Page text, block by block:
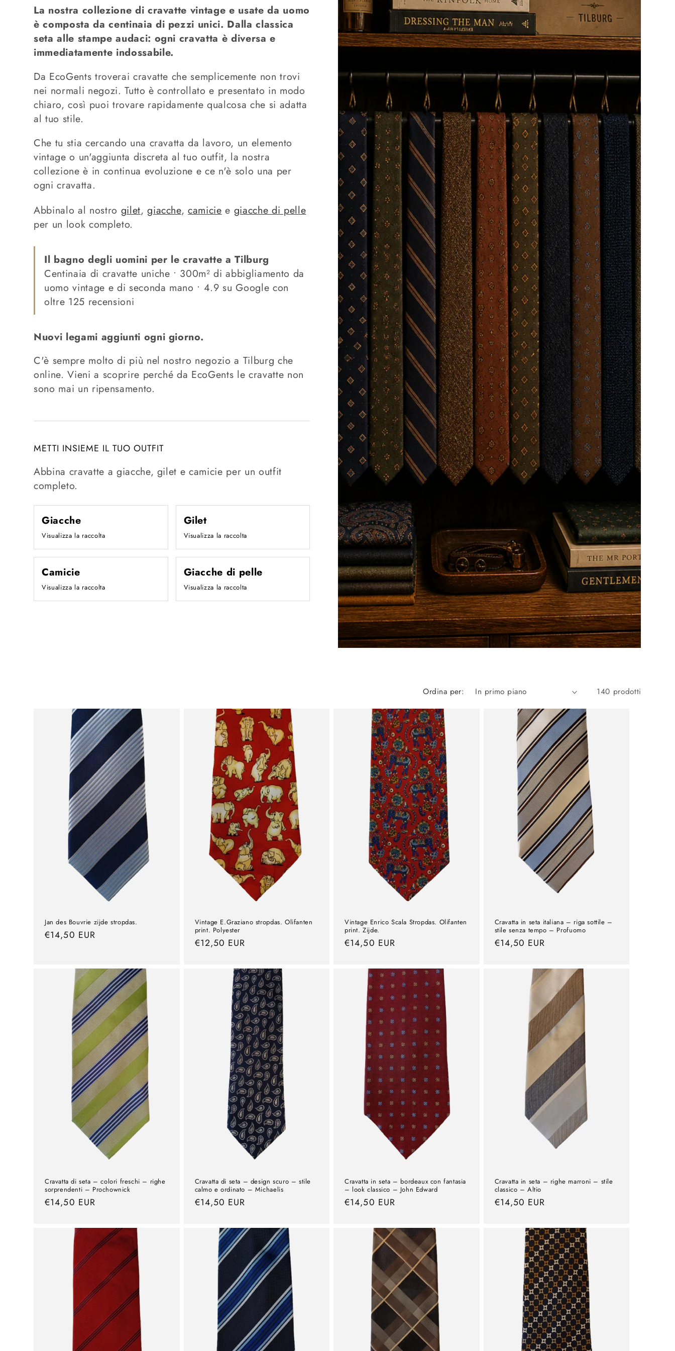
c
o
l
t
a
:
La nostra collezione di cravatte vintage e usate da uomo
è composta da centinaia di pezzi unici. Dalla classica
seta alle stampe audaci: ogni cravatta è diversa e
immediatamente indossabile.
Da EcoGents troverai cravatte che semplicemente non trovi
nei normali negozi. Tutto è controllato e presentato in modo
chiaro, così puoi trovare rapidamente qualcosa che si adatta
al tuo stile.
Che tu stia cercando una cravatta da lavoro, un elemento
vintage o un'aggiunta discreta al tuo outfit, la nostra
collezione è in continua evoluzione e ce n'è solo una per
ogni cravatta.
Abbinalo al nostro gilet,giacche,camicie e giacche di pelle
per un look completo.
Il bagno degli uomini per le cravatte a Tilburg
Centinaia di cravatte uniche • 300m² di abbigliamento da
uomo vintage e di seconda mano • 4.9 su Google con
oltre 125 recensioni
Nuovi legami aggiunti ogni giorno.
C'è sempre molto di più nel nostro negozio a Tilburg che
online. Vieni a scoprire perché da EcoGents le cravatte non
sono mai un ripensamento.
METTI INSIEME IL TUO OUTFIT
Abbina cravatte a giacche, gilet e camicie per un outfit
completo.
Giacche
Visualizza la raccolta
Gilet
Visualizza la raccolta
Camicie
Visualizza la raccolta
Giacche di pelle
Visualizza la raccolta
Ordina per: 140 prodotti
Jan des Bouvrie zijde stropdas.
Prezzo
€14,50 EUR
Vintage E.Graziano stropdas. Olifanten
print. Polyester
Prezzo
€12,50 EUR
Vintage Enrico Scala Stropdas. Olifanten
print. Zijde.
Prezzo
€14,50 EUR
Cravatta in seta italiana – riga sottile –
stile senza tempo – Profuomo
Prezzo
€14,50 EUR
Cravatta di seta – colori freschi – righe
sorprendenti – Prochownick
Prezzo
€14,50 EUR
Cravatta di seta – design scuro – stile
calmo e ordinato – Michaelis
Prezzo
€14,50 EUR
Cravatta in seta – bordeaux con fantasia
– look classico – John Edward
Prezzo
€14,50 EUR
Cravatta in seta – righe marroni – stile
classico – Altio
Prezzo
€14,50 EUR